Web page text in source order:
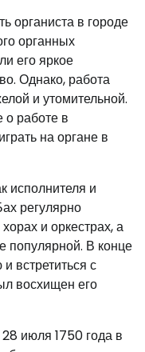
органиста в городе
органных
его яркое
Однако, работа
и утомительной.
о работе в
на органе в
исполнителя и
регулярно
и оркестрах, а
популярной. В конце
встретиться с
восхищен его
июля 1750 года в